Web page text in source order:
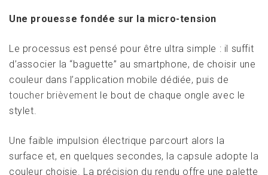
Une prouesse fondée sur la micro-tension
Le processus est pensé pour être ultra simple : il suffit
d’associer la “baguette” au smartphone, de choisir une
couleur dans l’application mobile dédiée, puis de
toucher brièvement le bout de chaque ongle avec le
stylet.
Une faible impulsion électrique parcourt alors la
surface et, en quelques secondes, la capsule adopte la
couleur choisie. La précision du rendu offre une palette